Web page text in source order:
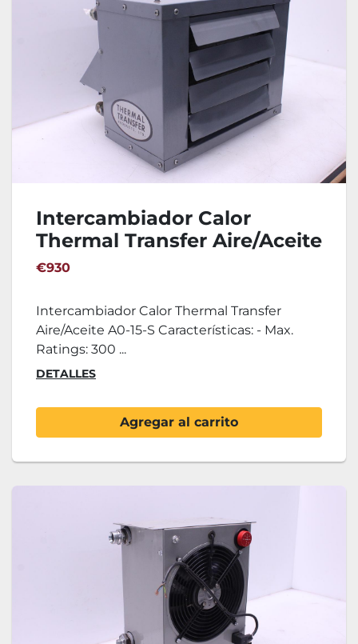
Intercambiador Calor
Thermal Transfer Aire/Aceite
A0-15-S
€930
Intercambiador Calor Thermal Transfer
Aire/Aceite A0-15-S Características: - Max.
Ratings: 300 ...
DETALLES
Agregar al carrito